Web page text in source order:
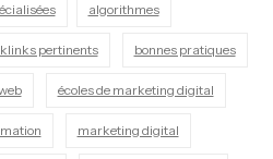
algorithmes
pertinents bonnes pratiques
écoles de marketing digital
marketing digital